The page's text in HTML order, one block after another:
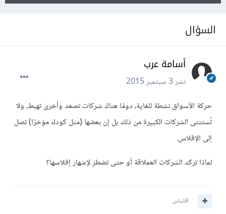
السؤال
أسامة عرب
نشر3 سبتمبر 2015
حركة الأسواق نشطة للغاية، دومًا هناك شركات تصعد وأخرى تهبط، ولا
تُستثنى الشركات الكبيرة من ذلك بل إن بعضها (مثل كودك مؤخرًا) تصل
إلى الإفلاس.
لماذا تركد الشركات العملاقة أو حتى تضطر لإشهار إفلاسها؟
اقتباس